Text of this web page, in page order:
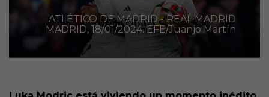
ATLÉTICO DE MADRID - REAL MADRID
MADRID, 18/01/2024. EFE/Juanjo Martín